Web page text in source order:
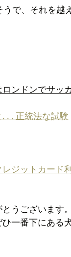
で、それを
ンドンでサッ
. . 正統法な試験
ジットカード
うございます
一番下にある